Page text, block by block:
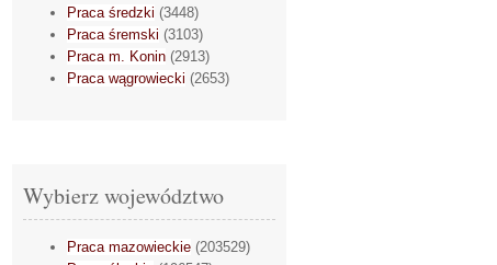
Praca średzki (3448)
Praca śremski (3103)
Praca m. Konin (2913)
Praca wągrowiecki (2653)
Wybierz województwo
Praca mazowieckie (203529)